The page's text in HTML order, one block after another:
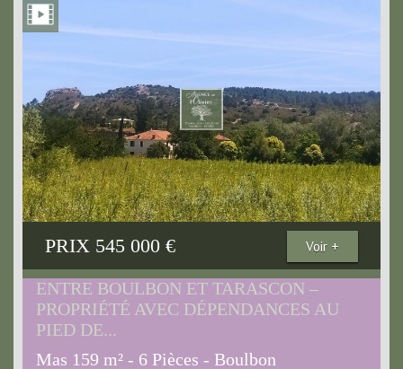
PRIX 545 000 € Voir +
ENTRE BOULBON ET TARASCON –
PROPRIÉTÉ AVEC DÉPENDANCES AU
PIED DE...
Mas 159 m² - 6 Pièces - Boulbon